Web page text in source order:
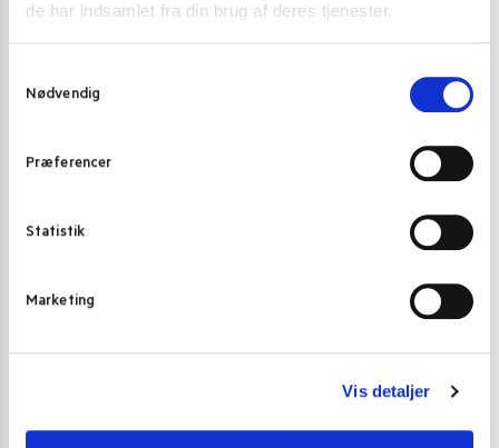
de har indsamlet fra din brug af deres tjenester.
Nødvendig
Præferencer
Statistik
Marketing
Vis detaljer
Gode alternativer til dette produkt